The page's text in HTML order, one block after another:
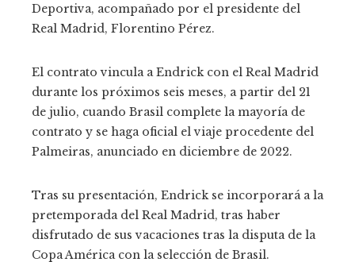
Deportiva, acompañado por el presidente del
Real Madrid, Florentino Pérez.
El contrato vincula a Endrick con el Real Madrid
durante los próximos seis meses, a partir del 21
de julio, cuando Brasil complete la mayoría de
contrato y se haga oficial el viaje procedente del
Palmeiras, anunciado en diciembre de 2022.
Tras su presentación, Endrick se incorporará a la
pretemporada del Real Madrid, tras haber
disfrutado de sus vacaciones tras la disputa de la
Copa América con la selección de Brasil.